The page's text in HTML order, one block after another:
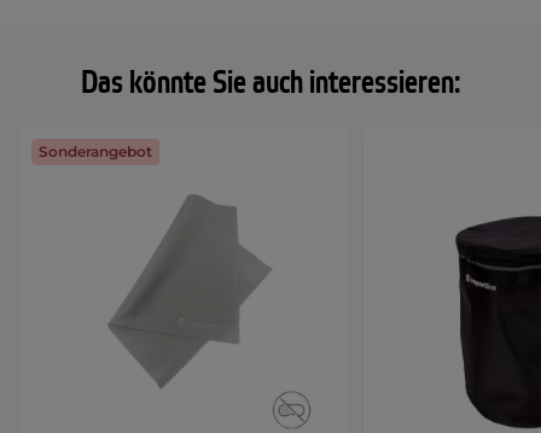
Das könnte Sie auch interessieren:
Sonderangebot